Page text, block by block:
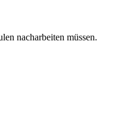
nacharbeiten müssen.